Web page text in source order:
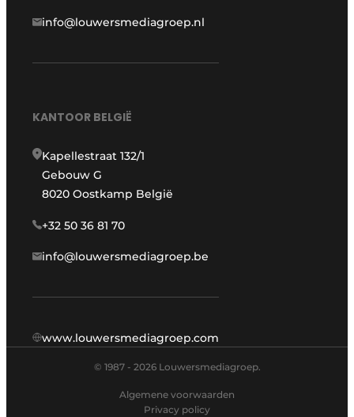
info@louwersmediagroep.nl
KANTOOR BELGIË
Kapellestraat 132/1
Gebouw G
8020 Oostkamp België
+32 50 36 81 70
info@louwersmediagroep.be
www.louwersmediagroep.com
© 1987 - 2026 Louwersmediagroep.
Algemene voorwaarden
Privacy policy